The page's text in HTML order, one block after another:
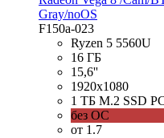
Gray/noOS
F150a-023
Ryzen 5 5560U
16 ГБ
15,6''
1920x1080
1 ТБ M.2 SSD
без ОС
от 1.7